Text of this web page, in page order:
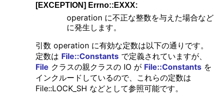
[EXCEPTION] Errno::EXXX:
operation に不正な整数を与えた場合など
に発生します。
引数 operation に有効な定数は以下の通りです。
定数は File::Constantsで定義されていますが、
File クラスの親クラスの IO が File::Constantsを
インクルードしているので、これらの定数は
File::LOCK_SH などとして参照可能です。